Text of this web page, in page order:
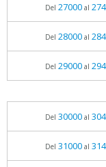
Del 27000al
Del 28000al
Del 29000al
Del 30000al
Del 31000al